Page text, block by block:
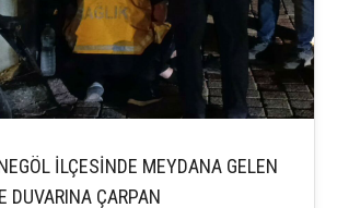
İLÇESİNDE MEYDANA GELEN
DUVARINA ÇARPAN